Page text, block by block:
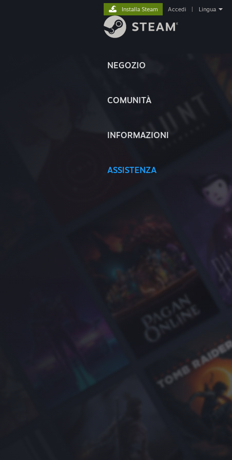
NEGOZIO
COMUNITÀ
INFORMAZIONI
ASSISTENZA
Installa Steam Accedi Lingua